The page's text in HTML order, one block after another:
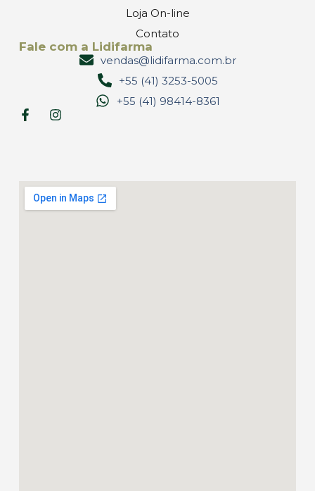
Loja On-line
Contato
Fale com a Lidifarma
vendas@lidifarma.com.br
+55 (41) 3253-5005
+55 (41) 98414-8361